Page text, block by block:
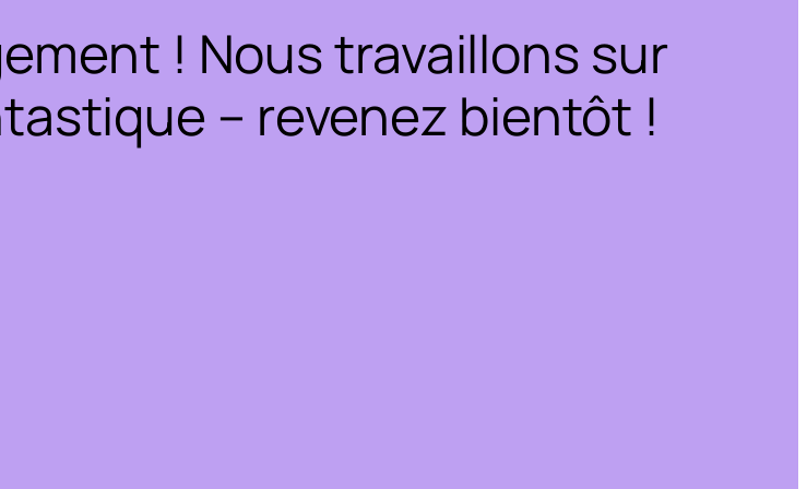
! Nous travaillons sur
– revenez bientôt !